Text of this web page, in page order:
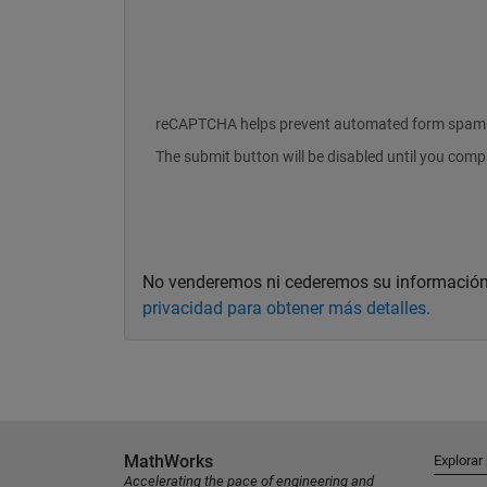
reCAPTCHA helps prevent automated form spam.
The submit button will be disabled until you
No venderemos ni cederemos su
privacidad para obtener más detalles.
MathWorks
Accelerating the pace of engineering and